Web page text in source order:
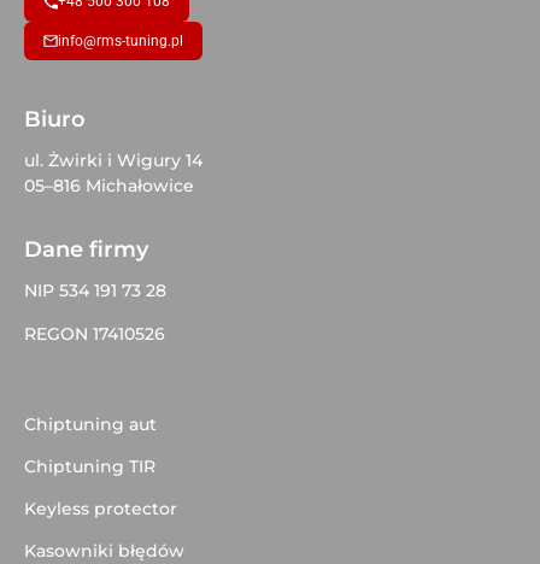
info@rms-tuning.pl
Biuro
ul. Żwirki i Wigury 14
05–816 Michałowice
Dane firmy
NIP 534 191 73 28
REGON 17410526
Chiptuning aut
Chiptuning TIR
Keyless protector
Kasowniki błędów